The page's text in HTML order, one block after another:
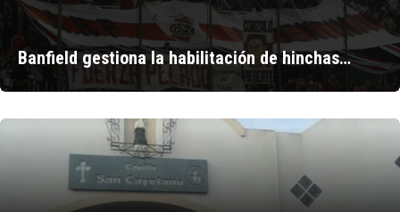
Banfield gestiona la habilitación de hinchas…